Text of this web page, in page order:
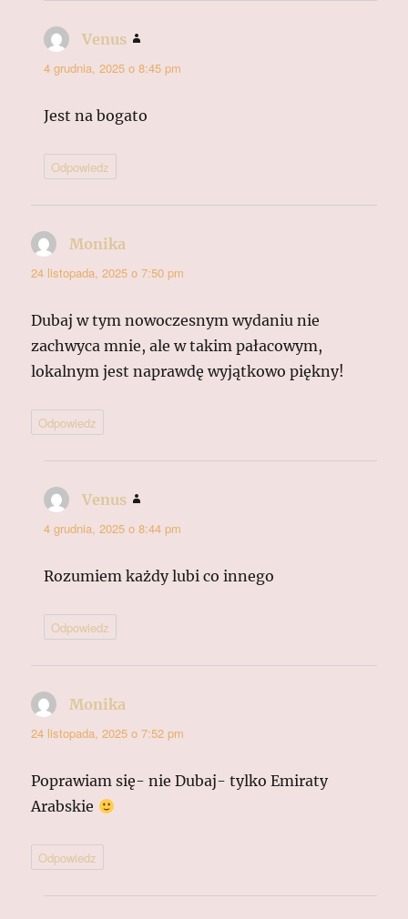
Venus
4 grudnia, 2025 o 8:45 pm
Jest na bogato
Odpowiedz
Monika
24 listopada, 2025 o 7:50 pm
Dubaj w tym nowoczesnym wydaniu nie
zachwyca mnie, ale w takim pałacowym,
lokalnym jest naprawdę wyjątkowo piękny!
Odpowiedz
Venus
4 grudnia, 2025 o 8:44 pm
Rozumiem każdy lubi co innego
Odpowiedz
Monika
24 listopada, 2025 o 7:52 pm
Poprawiam się- nie Dubaj- tylko Emiraty
Arabskie
Odpowiedz